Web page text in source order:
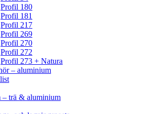
Profil 180
Profil 181
Profil 217
Profil 269
Profil 270
Profil 272
Profil 273 + Natura
– aluminium
– trä & aluminium